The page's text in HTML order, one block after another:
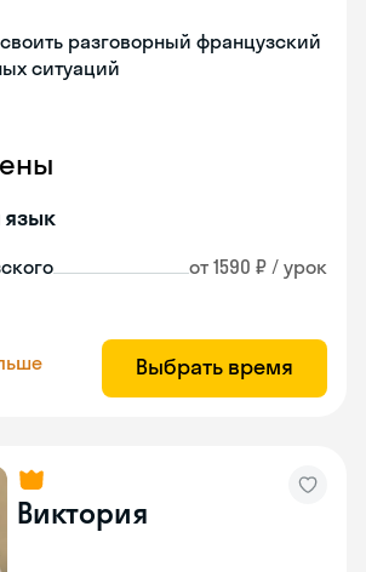
разговорный французский
ситуаций
от 1590 ₽ / урок
Выбрать время
Виктория